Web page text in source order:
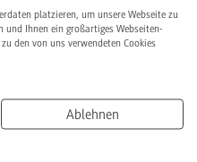
Ansprechpersonen
platzieren, um unsere Webseite zu
und Ihnen ein großartiges Webseiten-
den von uns verwendeten Cookies
Ablehnen